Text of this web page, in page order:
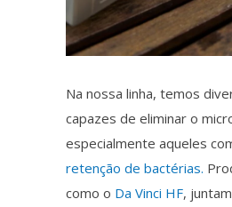
Na nossa linha, temos
capazes de eliminar o
especialmente aqueles
retenção de bactérias.
como o Da Vinci HF,